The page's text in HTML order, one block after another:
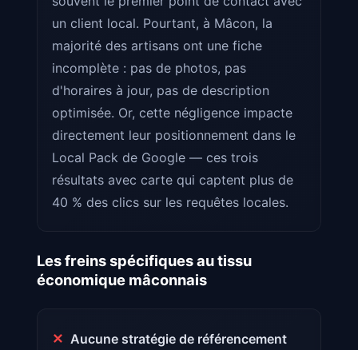
un client local. Pourtant, à Mâcon, la
majorité des artisans ont une fiche
incomplète : pas de photos, pas
d'horaires à jour, pas de description
optimisée. Or, cette négligence impacte
directement leur positionnement dans le
Local Pack de Google — ces trois
résultats avec carte qui captent plus de
40 % des clics sur les requêtes locales.
Les freins spécifiques au tissu
économique mâconnais
✕ Aucune stratégie de référencement